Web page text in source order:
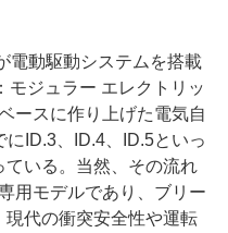
電動駆動システムを搭載
モジュラー エレクトリッ
ースに作り上げた電気自
ID.3、ID.4、ID.5といっ
いる。当然、その流れ
用モデルであり、ブリー
代の衝突安全性や運転